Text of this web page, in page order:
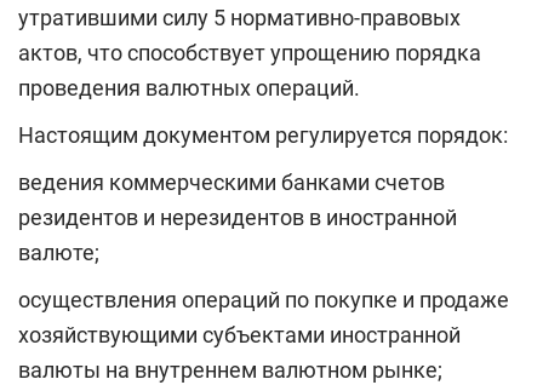
утратившими силу 5 нормативно-правовых
актов, что способствует упрощению порядка
проведения валютных операций.
Настоящим документом регулируется порядок:
ведения коммерческими банками счетов
резидентов и нерезидентов в иностранной
валюте;
осуществления операций по покупке и продаже
хозяйствующими субъектами иностранной
валюты на внутреннем валютном рынке;